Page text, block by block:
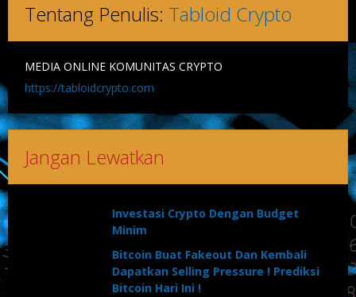
Tentang Penulis: Tabloid Crypto
MEDIA ONLINE KOMUNITAS CRYPTO
https://tabloidcrypto.com
Jangan Lewatkan
Investasi Crypto Dengan Budget
Minim
Bitcoin Buat Fakeout Dan Kembali
Dapatkan Selling Pressure ! Prediksi
Bitcoin Hari Ini !